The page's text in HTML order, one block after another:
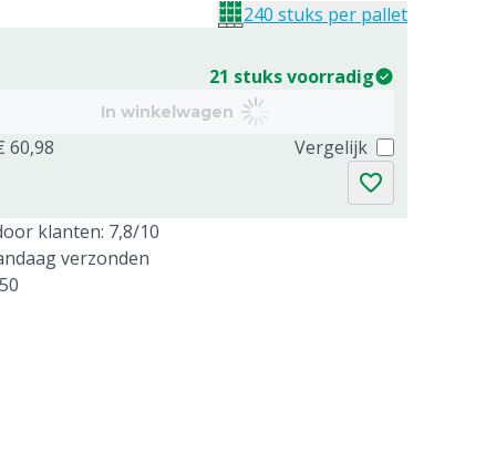
21 stuks voorradig
In winkelwagen
60,98 Vergelijk
240 stuks per pallet
klanten: 7,8/10
verzonden